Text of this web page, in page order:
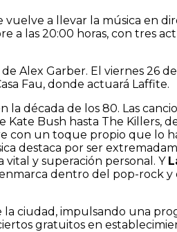
vuelve a llevar la música en
a las 20:00 horas, con tres
Alex Garber. El viernes 26
Fau, donde actuará Laffite.
década de los 80. Las
Bush hasta The Killers,
con un toque propio que lo
destaca por ser
y superación personal. Y
dentro del pop-rock y
ciudad, impulsando una
gratuitos en